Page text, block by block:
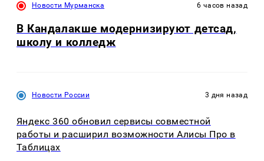
Новости Мурманска 6 часов назад
В Кандалакше модернизируют детсад,
школу и колледж
Новости России 3 дня назад
Яндекс 360 обновил сервисы совместной
работы и расширил возможности Алисы Про в
Таблицах